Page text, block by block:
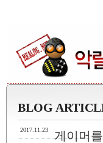
BLOG
2017.11.23 게이머